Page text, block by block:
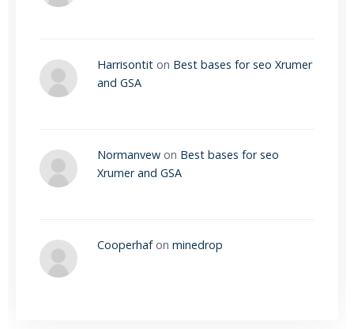
Harrisontit on Best bases for seo Xrumer
and GSA
Normanvew on Best bases for seo
Xrumer and GSA
Cooperhafon minedrop